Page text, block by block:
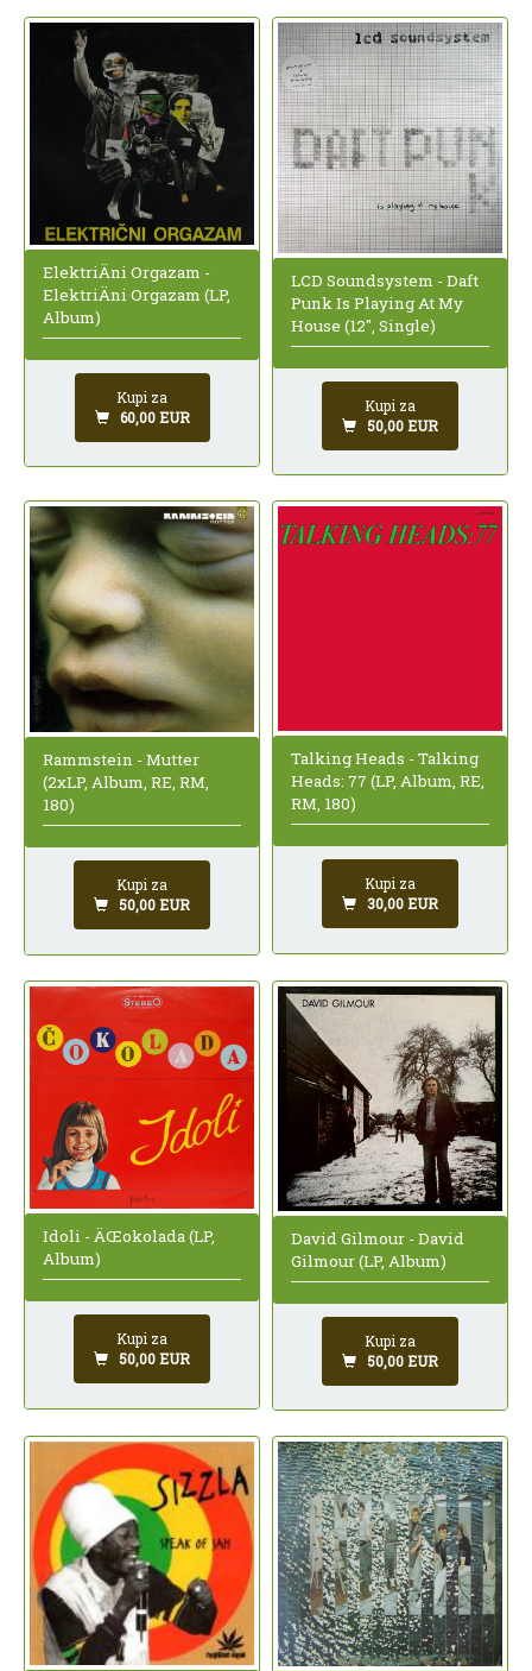
ElektriÄni Orgazam -
ElektriÄni Orgazam (LP,
Album)
Kupi za
60,00 EUR
LCD Soundsystem - Daft
Punk Is Playing At My
House (12", Single)
Kupi za
50,00 EUR
Rammstein - Mutter
(2xLP, Album, RE, RM,
180)
Kupi za
50,00 EUR
Talking Heads - Talking
Heads: 77 (LP, Album, RE,
RM, 180)
Kupi za
30,00 EUR
Idoli - ÄŒokolada (LP,
Album)
Kupi za
50,00 EUR
David Gilmour - David
Gilmour (LP, Album)
Kupi za
50,00 EUR